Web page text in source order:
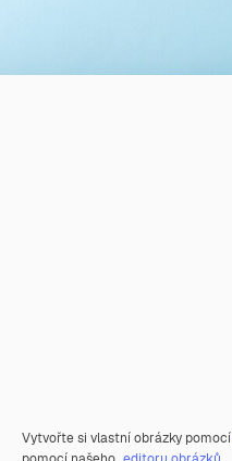
Vytvořte si vlastní obrázky pomocí